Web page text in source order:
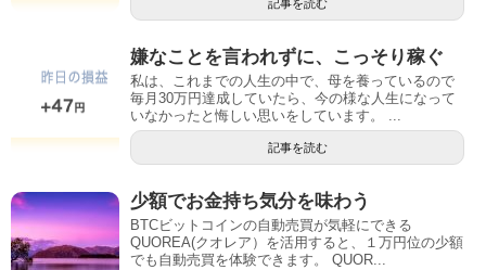
記事を読む
嫌なことを言われずに、こっそり稼ぐ
私は、これまでの人生の中で、母を養っているので
毎月30万円達成していたら、今の様な人生になって
いなかったと悔しい思いをしています。 ...
記事を読む
少額でお金持ち気分を味わう
BTCビットコインの自動売買が気軽にできる
QUOREA(クオレア）を活用すると、１万円位の少額
でも自動売買を体験できます。 QUOR...